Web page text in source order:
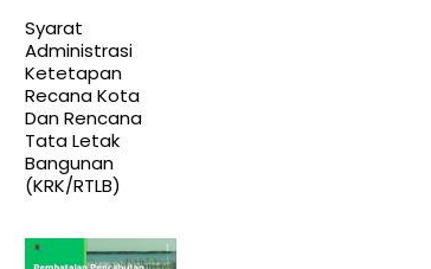
Syarat
Administrasi
Ketetapan
Recana Kota
Dan Rencana
Tata Letak
Bangunan
(KRK/RTLB)